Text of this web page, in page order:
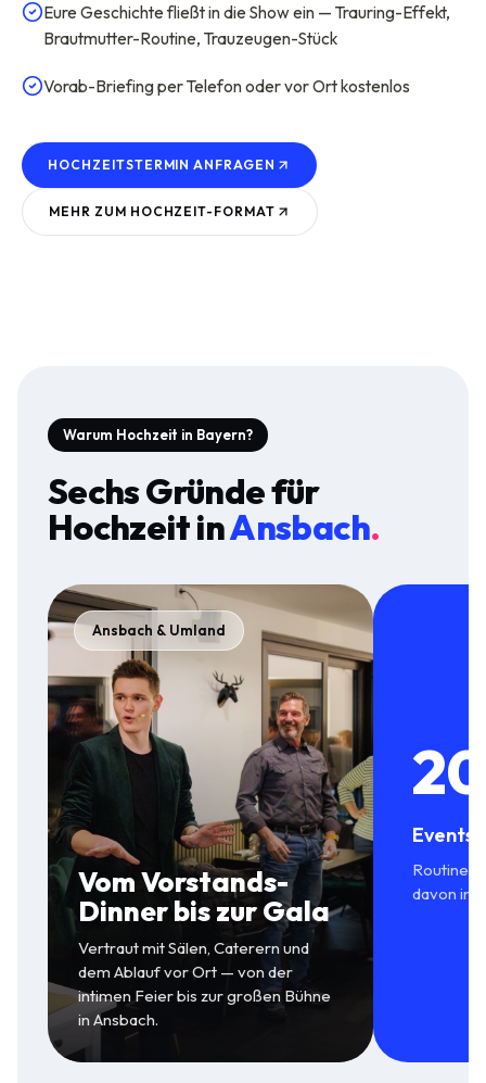
Eure Geschichte fließt in die Show ein — Trauring-Effekt,
Brautmutter-Routine, Trauzeugen-Stück
Vorab-Briefing per Telefon oder vor Ort kostenlos
HOCHZEITSTERMIN ANFRAGEN
MEHR ZUM HOCHZEIT-FORMAT
Warum Hochzeit in Bayern?
Sechs Gründe für
HochzeitinAnsbach.
Ansbach & Umland
Vom Vorstands-
Dinner bis zur Gala
Vertraut mit Sälen, Caterern und
dem Ablauf vor Ort — von der
intimen Feier bis zur großen Bühne
in Ansbach.
Events
Routine
davon in